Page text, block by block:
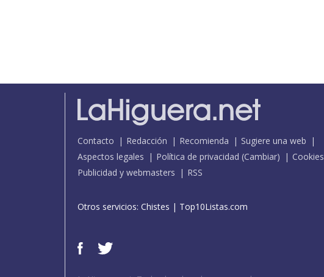
Contacto Redacción Recomienda
Sugiere una web
Aspectos legales
Política de privacidad (Cambiar)
Cookies
Publicidad y webmasters
RSS
Otros servicios: Chistes | Top10Listas.com